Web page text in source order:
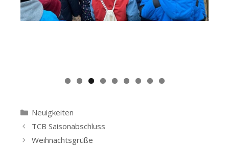
Kategorien
Neuigkeiten
Beitrags-
Navigation
TCB Saisonabschluss
Weihnachtsgrüße